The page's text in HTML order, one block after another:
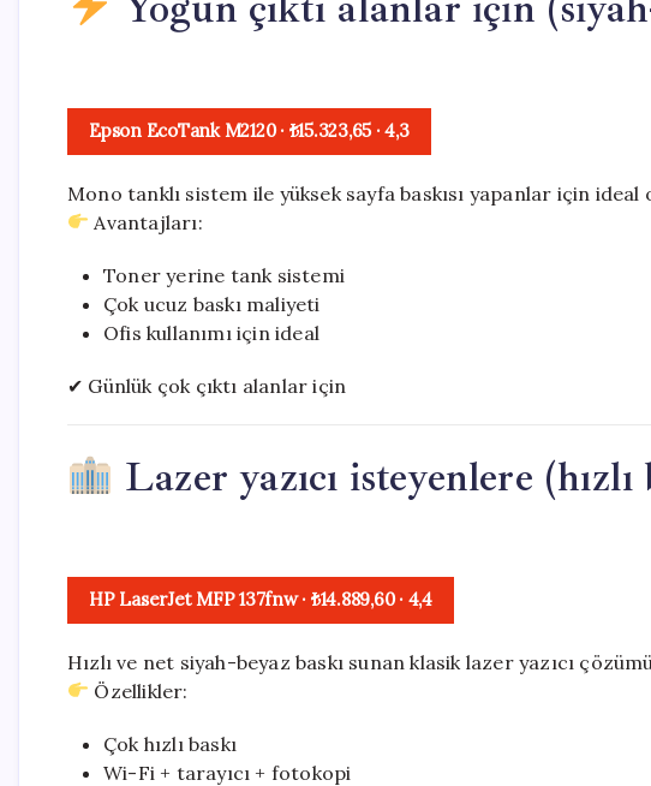
Epson EcoTank M2120· ₺15.323,65·4,3
Mono tanklı sistem ile yüksek sayfa baskısı yapanlar için ideal
Avantajları:
Toner yerine tank sistemi
Çok ucuz baskı maliyeti
Ofis kullanımı için ideal
✔ Günlük çok çıktı alanlar için
Lazer yazıcı isteyenlere (hızlı
HP LaserJet MFP 137fnw· ₺14.889,60· 4,4
Hızlı ve net siyah-beyaz baskı sunan klasik lazer yazıcı
Özellikler:
Çok hızlı baskı
Wi-Fi + tarayıcı + fotokopi